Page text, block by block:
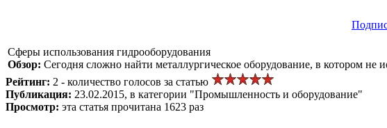
Сферы использования гидрооборудования
Обзор: Сегодня сложно найти металлургическое оборудование, в котором не
Рейтинг: 2 - количество голосов за статью
Публикация: 23.02.2015, в категории "Промышленность и оборудование"
Просмотр: эта статья прочитана 1623 раз